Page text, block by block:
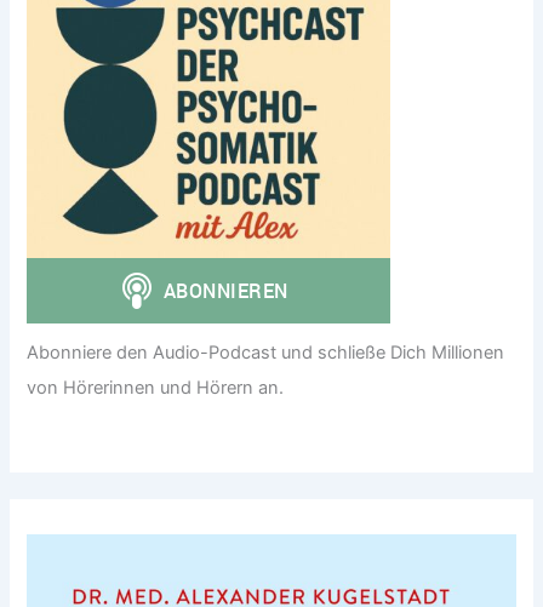
Abonniere den Audio-Podcast und schließe Dich Millionen
von Hörerinnen und Hörern an.